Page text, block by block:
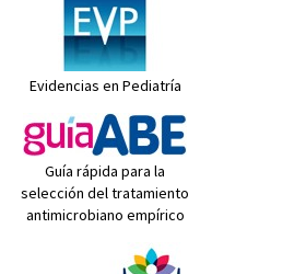
Evidencias en Pediatría
Guía rápida para la
selección del tratamiento
antimicrobiano empírico